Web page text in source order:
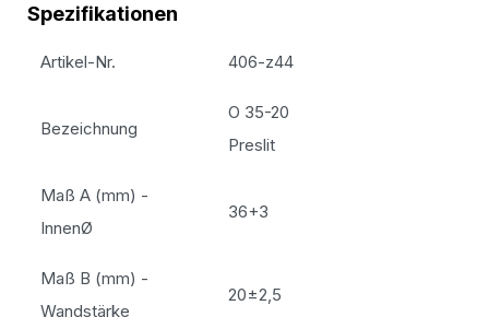
Spezifikationen
Artikel-Nr. 406-z44
Bezeichnung
O 35-20
Preslit
Maß A (mm) -
InnenØ
36+3
Maß B (mm) -
Wandstärke
20±2,5